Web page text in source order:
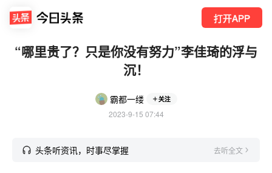
打开APP
“哪里贵了？只是你没有努力”李佳琦的浮与
沉！
霸都一缕 关注
2023-9-15 07:44
头条听资讯，时事尽掌握 去听全文